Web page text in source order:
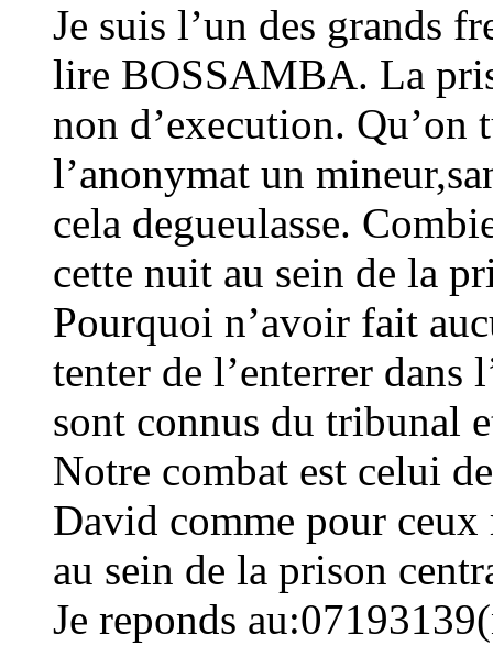
Je suis l’un des grands
lire BOSSAMBA. La
non d’execution. Qu’on
l’anonymat un
cela degueulasse.
cette nuit au sein de la
Pourquoi n’avoir fait
tenter de l’enterrer dans
sont connus du tribunal
Notre combat est celui
David comme pour
au sein de la prison
Je reponds